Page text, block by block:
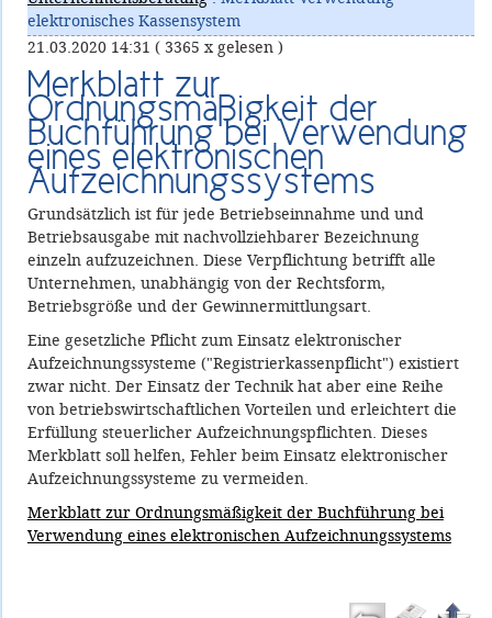
elektronisches Kassensystem
21.03.2020 14:31 ( 3365 x gelesen )
Merkblatt zur
Ordnungsmäßigkeit der
Buchführung bei Verwendung
eines elektronischen
Aufzeichnungssystems
Grundsätzlich ist für jede Betriebseinnahme und und
Betriebsausgabe mit nachvollziehbarer Bezeichnung
einzeln aufzuzeichnen. Diese Verpflichtung betrifft alle
Unternehmen, unabhängig von der Rechtsform,
Betriebsgröße und der Gewinnermittlungsart.
Eine gesetzliche Pflicht zum Einsatz elektronischer
Aufzeichnungssysteme ("Registrierkassenpflicht") existiert
zwar nicht. Der Einsatz der Technik hat aber eine Reihe
von betriebswirtschaftlichen Vorteilen und erleichtert die
Erfüllung steuerlicher Aufzeichnungspflichten. Dieses
Merkblatt soll helfen, Fehler beim Einsatz elektronischer
Aufzeichnungssysteme zu vermeiden.
Merkblatt zur Ordnungsmäßigkeit der Buchführung bei
Verwendung eines elektronischen Aufzeichnungssystems